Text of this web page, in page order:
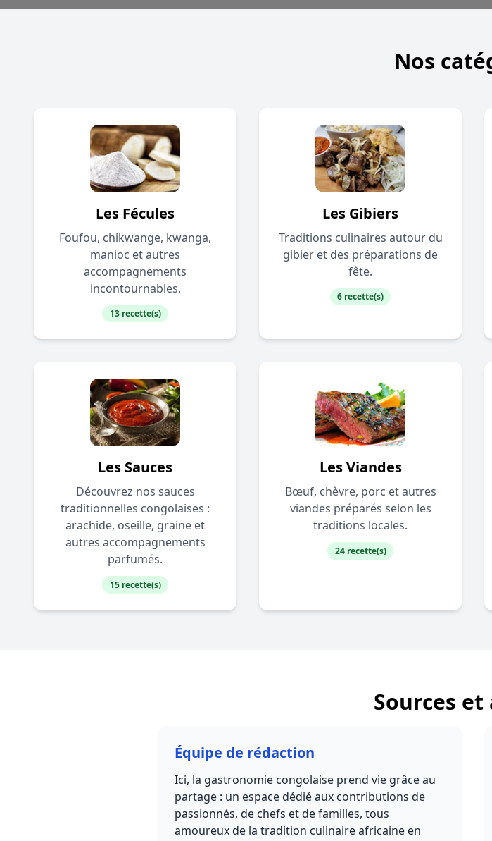
Nos
Les Fécules
Foufou, chikwange, kwanga,
manioc et autres
accompagnements
incontournables.
13 recette(s)
Les Gibiers
Traditions culinaires autour du
gibier et des préparations de
fête.
6 recette(s)
Les Sauces
Découvrez nos sauces
traditionnelles congolaises :
arachide, oseille, graine et
autres accompagnements
parfumés.
15 recette(s)
Les Viandes
Bœuf, chèvre, porc et autres
viandes préparés selon les
traditions locales.
24 recette(s)
Sources
Équipe de rédaction
Ici, la gastronomie congolaise prend vie grâce au
partage : un espace dédié aux contributions de
passionnés, de chefs et de familles, tous
amoureux de la tradition culinaire africaine en